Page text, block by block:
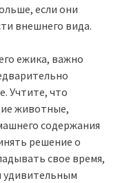
если они
внешнего вида.
ежика, важно
Учтите, что
животные,
содержания
решение о
свое время,
удивительным